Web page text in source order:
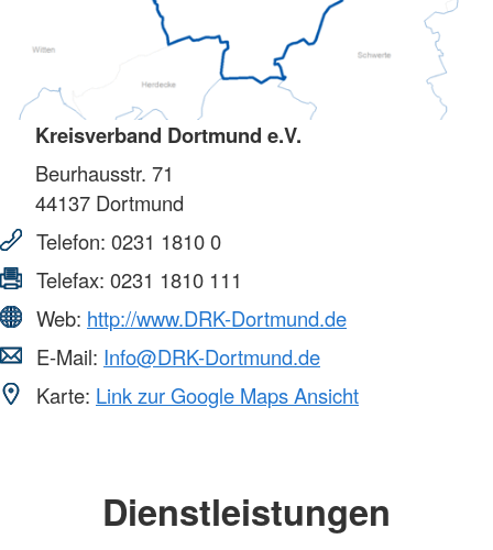
Kreisverband Dortmund e.V.
Beurhausstr. 71
44137 Dortmund
Telefon: 0231 1810 0
Telefax: 0231 1810 111
Web: http://www.DRK-Dortmund.de
E-Mail: Info@DRK-Dortmund.de
Karte: Link zur Google Maps Ansicht
Dienstleistungen